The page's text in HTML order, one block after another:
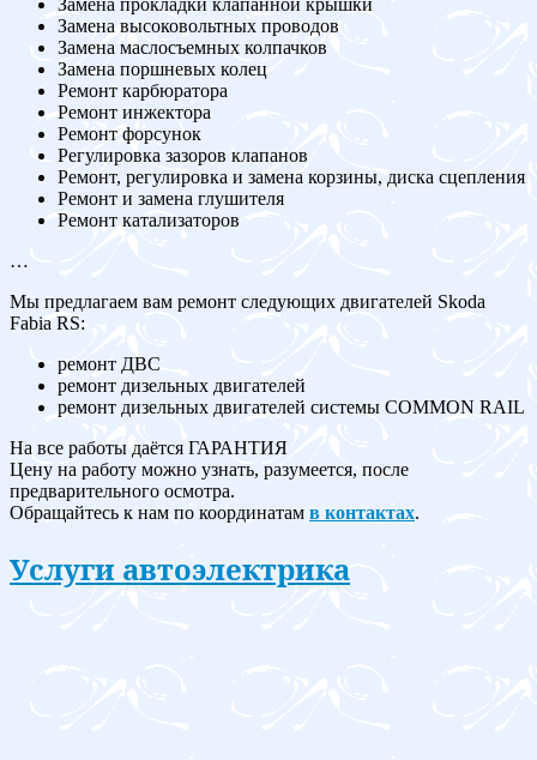
Замена прокладки клапанной крышки
Замена высоковольтных проводов
Замена маслосъемных колпачков
Замена поршневых колец
Ремонт карбюратора
Ремонт инжектора
Ремонт форсунок
Регулировка зазоров клапанов
Ремонт, регулировка и замена корзины, диска сцепления
Ремонт и замена глушителя
Ремонт катализаторов
…
Мы предлагаем вам ремонт следующих двигателей Skoda
Fabia RS:
ремонт ДВС
ремонт дизельных двигателей
ремонт дизельных двигателей системы COMMON RAIL
На все работы даётся ГАРАНТИЯ
Цену на работу можно узнать, разумеется, после
предварительного осмотра.
Обращайтесь к нам по координатам в контактах.
Услуги автоэлектрика